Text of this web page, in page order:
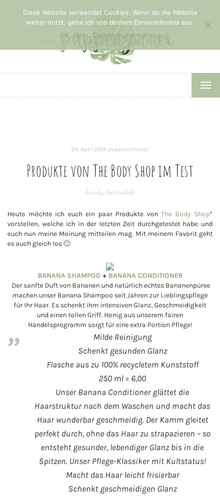
24. April 2014 puppenzimmer
Produkte von The Body Shop im Test
beauty, testprodukt
Heute möchte ich euch ein paar Produkte von The Body Shop*
vorstellen, welche ich in der letzten Zeit durchgetestet habe und
euch nun meine Meinung mitteilen mag. Mit meinem Favorit geht
es auch gleich los 🙂
BANANA SHAMPOO + BANANA CONDITIONER
Der sanfte Duft von Bananen und natürlich echtes Bananenpüree
machen unser Banana Shampoo seit Jahren zur Lieblingspflege
für Ihr Haar. Es schenkt ihm intensiven Glanz, Geschmeidigkeit
und einen tollen Griff. Honig aus unserem fairen
Handelsprogramm sorgt für eine extra Portion Pflege!
Milde Reinigung
Schenkt gesunden Glanz
Flasche aus zu 100% recycletem Kunststoff
250 ml = 6,00
Unser Banana Conditioner glättet die
Haarstruktur nach dem Waschen und macht das
Haar wunderbar geschmeidig. Der Kamm gleitet
perfekt durch, ohne das Haar zu strapazieren – so
entsteht gesunder, lebendiger Glanz bis in die
Spitzen. Unser Pflege-Klassiker mit Kultstatus!
Macht das Haar leicht frisierbar
Schenkt geschmeidigen Glanz
Diese Website verwendet Cookies. Wenn du die Website
weiter nutzt, gehe ich von deinem Einverständnis aus.
OK
Nein Datenschutzerklärung